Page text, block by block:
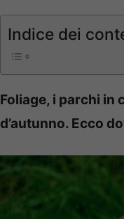
Indice dei
Foliage, i parchi in
d’autunno. Ecco